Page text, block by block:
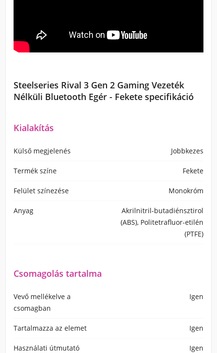
Steelseries Rival 3 Gen 2 Gaming Vezeték
Nélküli Bluetooth Egér - Fekete specifikáció
Kialakítás
Külső megjelenés Jobbkezes
Termék színe Fekete
Felület színezése Monokróm
Anyag
Akrilnitril-butadiénsztirol
(ABS), Politetrafluor-etilén
(PTFE)
Csomagolás tartalma
Vevő mellékelve a
csomagban
Igen
Tartalmazza az elemet Igen
Használati útmutató Igen